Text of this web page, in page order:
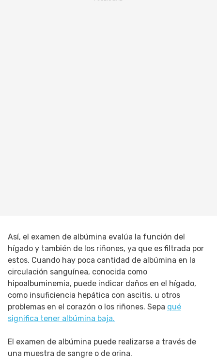
Así, el examen de albúmina evalúa la función del
hígado y también de los riñones, ya que es filtrada por
estos. Cuando hay poca cantidad de albúmina en la
circulación sanguínea, conocida como
hipoalbuminemia, puede indicar daños en el hígado,
como insuficiencia hepática con ascitis, u otros
problemas en el corazón o los riñones. Sepa qué
significa tener albúmina baja.
El examen de albúmina puede realizarse a través de
una muestra de sangre o de orina.